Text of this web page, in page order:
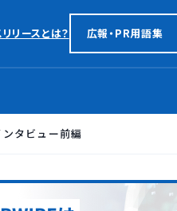
リースとは？ 広報・PR用語集
タビュー前編